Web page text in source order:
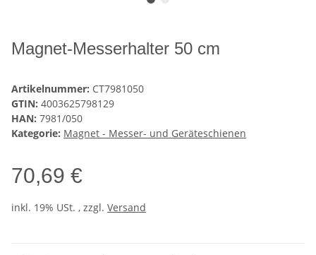
Magnet-Messerhalter 50 cm
Artikelnummer: CT7981050
GTIN: 4003625798129
HAN: 7981/050
Kategorie: Magnet - Messer- und Geräteschienen
70,69 €
inkl. 19% USt. , zzgl. Versand